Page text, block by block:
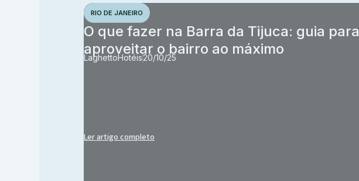
RIO DE JANEIRO
O que fazer na Barra da Tijuca: guia para
aproveitar o bairro ao máximo
LaghettoHotéis20/10/25
Ler artigo completo